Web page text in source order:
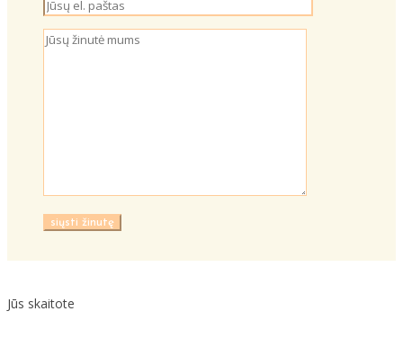
Jūs skaitote